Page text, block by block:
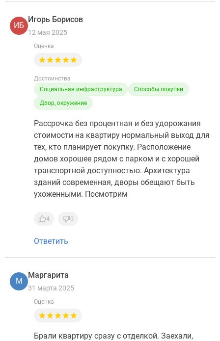
ИБ
Игорь Борисов
12 мая 2025
Оценка
Достоинства
Социальная инфраструктура
Способы покупки
Двор, окружение
Рассрочка без процентная и без удорожания
стоимости на квартиру нормальный выход для
тех, кто планирует покупку. Расположение
домов хорошее рядом с парком и с хорошей
транспортной доступностью. Архитектура
зданий современная, дворы обещают быть
ухоженными. Посмотрим
4 0
Ответить
М
Маргарита
31 марта 2025
Оценка
Брали квартиру сразу с отделкой. Заехали,